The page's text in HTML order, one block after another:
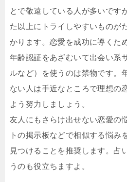
とで敬遠している人が多いです
た以上にトライしやすいものが
かります。恋愛を成功に導くた
年齢認証をあざむいて出会い系
ルなど）を使うのは禁物です。
ない人は手近なところで理想の
よう努力しましょう。
友人にもさらけ出せない恋愛の
トの掲示板などで相似する悩み
見つけることを推奨します。占
うのも役立ちますよ。